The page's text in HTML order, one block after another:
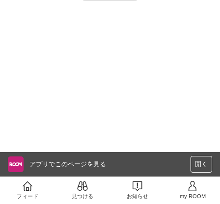
アプリでこのページを見る 開く
フィード 見つける お知らせ my ROOM